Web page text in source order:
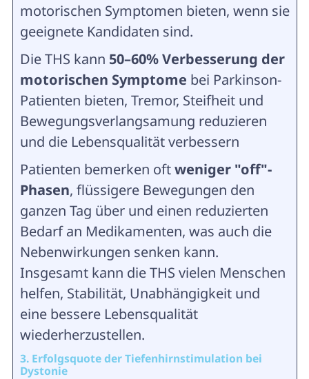
motorischen Symptomen bieten, wenn sie
geeignete Kandidaten sind.
Die THS kann 50–60% Verbesserung der
motorischen Symptome bei Parkinson-
Patienten bieten, Tremor, Steifheit und
Bewegungsverlangsamung reduzieren
und die Lebensqualität verbessern
Patienten bemerken oftweniger "off"-
Phasen, flüssigere Bewegungen den
ganzen Tag über und einen reduzierten
Bedarf an Medikamenten, was auch die
Nebenwirkungen senken kann.
Insgesamt kann die THS vielen Menschen
helfen, Stabilität, Unabhängigkeit und
eine bessere Lebensqualität
wiederherzustellen.
3. Erfolgsquote der Tiefenhirnstimulation bei
Dystonie